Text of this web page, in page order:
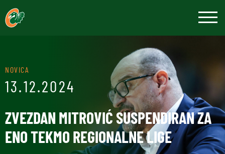
NOVICA
13.12.2024
ZVEZDAN MITROVIĆ SUSPENDIRAN ZA
ENO TEKMO REGIONALNE LIGE